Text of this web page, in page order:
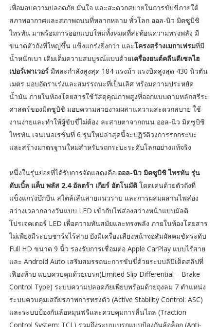
เพื่อมอบความปลอดภัย มั่นใจ และสะดวกสบายในการขับขี่ภายใต้
สภาพอากาศและสภาพถนนที่หลากหลาย ทั่วโลก ออล-นิว มิตซูบิชิ
ไทรทัน มาพร้อมการออกแบบใหม่ทั้งหมดที่สะท้อนความทรงพลัง มี
ขนาดตัวถังที่ใหญ่ขึ้น แข็งแกร่งยิ่งกว่า และโครงสร้างเมกาเฟรมที่มี
น้ำหนักเบา เติมเต็มความสมบูรณ์แบบด้วยเครื่องยนต์คลีนดีเซลไฮ
เปอร์เพาเวอร์ มีพละกำลังสูงสุด 184 แรงม้า แรงบิดสูงสุด 430 นิวตัน
เมตร มอบอัตราเร่งและสมรรถนะที่เป็นเลิศ พร้อมความประหยัด
น้ำมัน ภายในห้องโดยสารใช้วัสดุคุณภาพสูงที่ออกแบบตามหลักสรีระ
ศาสตร์ของมิตซูบิชิ มอบความสวยงามผสานความสะดวกสบาย ใช้
งานง่ายและทำให้ผู้ขับขี่ไม่ต้อง ละสายตาจากถนน ออล-นิว มิตซูบิชิ
ไทรทัน เจนเนอเรชั่นที่ 6 รุ่นใหม่ล่าสุดนี้จะปฏิวัติวงการรถกระบะ
และสร้างมาตรฐานใหม่สำหรับรถกระบะระดับโลกอย่างแท้จริง
หนึ่งในรุ่นย่อยที่ได้รับการจัดแสดงคือ ออล-นิว มิตซูบิชิ ไทรทัน รุ่น
ดับเบิ้ล แค็บ พลัส 2.4 อัลตร้า เกียร์ อัตโนมัติ โดดเด่นด้วยตัวถังที่
แข็งแกร่งบึกบึน สไตล์เส้นสายแนวราบ และการผสมผสานไฟส่อง
สว่างเวลากลางวันแบบ LED เข้ากับไฟส่องสว่างหน้าแบบมัลติ
โปรเจคเตอร์ LED เพื่อความทันสมัยและทรงพลัง ภายในห้องโดยสาร
ไม่เพียงมีระบบชาร์จไร้สาย ยังมีเครื่องเสียงหน้าจอสัมผัสคมชัดระดับ
Full HD ขนาด 9 นิ้ว รองรับการเชื่อมต่อ Apple CarPlay แบบไร้สาย
และ Android Auto เสริมสมรรถนะการขับขี่ด้วยระบบลิมิเต็ดสลิปที่
เฟืองท้าย แบบควบคุมด้วยเบรก(Limited Slip Differential – Brake
Control Type) ระบบความปลอดภัยเพียบพร้อมด้วยถุงลม 7 ตำแหน่ง
ระบบควบคุมเสถียรภาพการทรงตัว (Active Stability Control: ASC)
และระบบป้องกันล้อหมุนฟรีและควบคุมการลื่นไถล (Traction
Control System: TCL) รวมถึงระบบเบรกแบบป้องกันล้อล็อก (Anti-